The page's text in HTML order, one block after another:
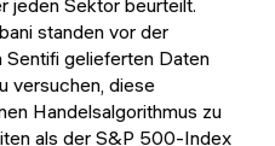
jeden Sektor beurteilt.
standen vor der
Sentifi gelieferten Daten
versuchen, diese
Handelsalgorithmus zu
als der S&P 500-Index